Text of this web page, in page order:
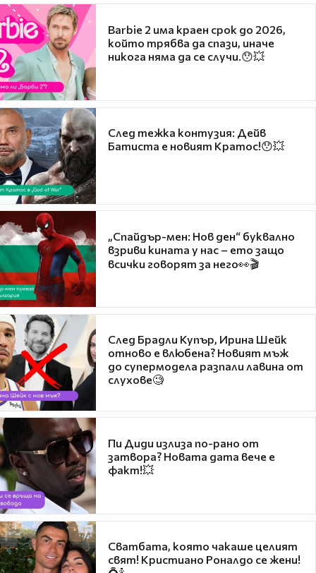
Barbie 2 има краен срок до 2026,
който трябва да спази, иначе
никога няма да се случи.😯💥
След тежка контузия: Дейв
Батиста е новият Кратос!😯💥
„Спайдър-мен: Нов ден“ буквално
взриви кината у нас – ето защо
всички говорят за него👀🎬
След Брадли Купър, Ирина Шейк
отново е влюбена? Новият мъж
до супермодела разпали лавина от
слухове🧐
Пи Диди излиза по-рано от
затвора? Новата дата вече е
факт!💥
Сватбата, която чакаше целият
свят! Кристиано Роналдо се жени!